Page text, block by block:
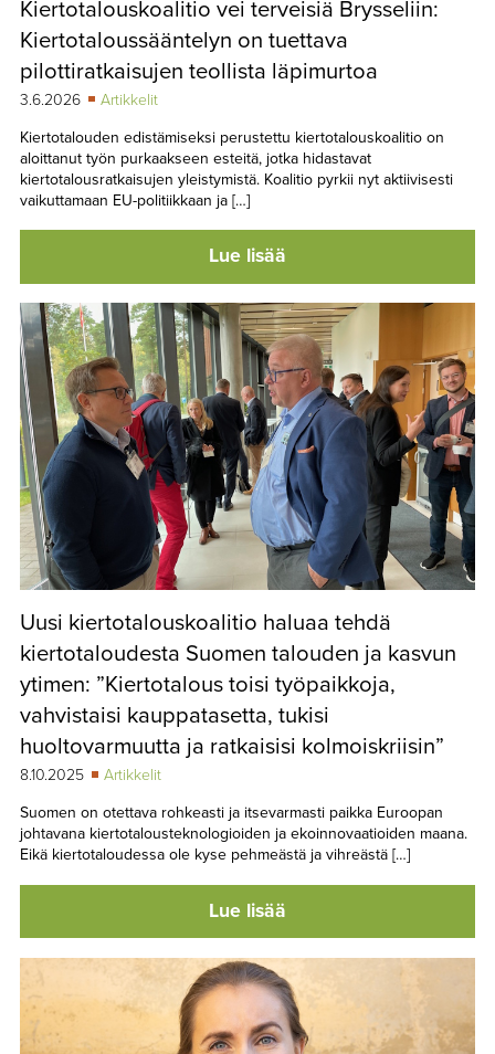
TAPAHTUMAT
YHTEYSTIEDOT
Kiertotalouskoalitio vei terveisiä Brysseliin:
Kiertotaloussääntelyn on tuettava
pilottiratkaisujen teollista läpimurtoa
3.6.2026
Artikkelit
Kiertotalouden edistämiseksi perustettu kiertotalouskoalitio on
aloittanut työn purkaakseen esteitä, jotka hidastavat
kiertotalousratkaisujen yleistymistä. Koalitio pyrkii nyt aktiivisesti
vaikuttamaan EU-politiikkaan ja […]
Lue lisää
Uusi kiertotalouskoalitio haluaa tehdä
kiertotaloudesta Suomen talouden ja kasvun
ytimen: ”Kiertotalous toisi työpaikkoja,
vahvistaisi kauppatasetta, tukisi
huoltovarmuutta ja ratkaisisi kolmoiskriisin”
8.10.2025
Artikkelit
Suomen on otettava rohkeasti ja itsevarmasti paikka Euroopan
johtavana kiertotalousteknologioiden ja ekoinnovaatioiden maana.
Eikä kiertotaloudessa ole kyse pehmeästä ja vihreästä […]
Lue lisää